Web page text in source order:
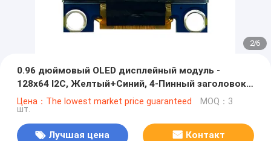
2/6
0.96 дюймовый OLED дисплейный модуль -
128x64 I2C, Желтый+Синий, 4-Пинный заголовок
Лучшая цена США
Цена：The lowest market price guaranteed MOQ：3
шт.
Лучшая цена Контакт